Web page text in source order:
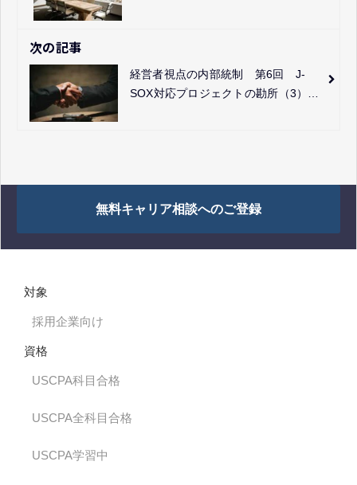
次の記事
経営者視点の内部統制 第6回 J-
SOX対応プロジェクトの勘所（3）
無料キャリア相談へのご登録
対象
採用企業向け
資格
USCPA科目合格
USCPA全科目合格
USCPA学習中